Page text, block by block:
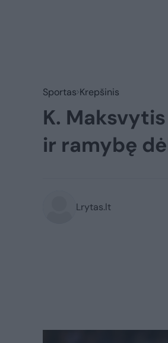
Sportas Krepšinis
K.
ir ramybę
Lrytas.lt